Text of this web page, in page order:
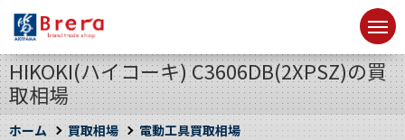
HIKOKI(ハイコーキ) C3606DB(2XPSZ)の買
取相場
ホーム 買取相場
電動工具買取相場